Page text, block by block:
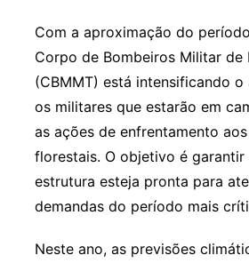
Com a aproximação do
Corpo de Bombeiros Militar de
(CBMMT) está intensificando
os militares que estarão em
as ações de enfrentamento
florestais. O objetivo é garantir
estrutura esteja pronta para
demandas do período mais
Neste ano, as previsões